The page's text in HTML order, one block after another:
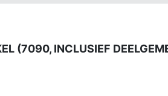
(7090, INCLUSIEF